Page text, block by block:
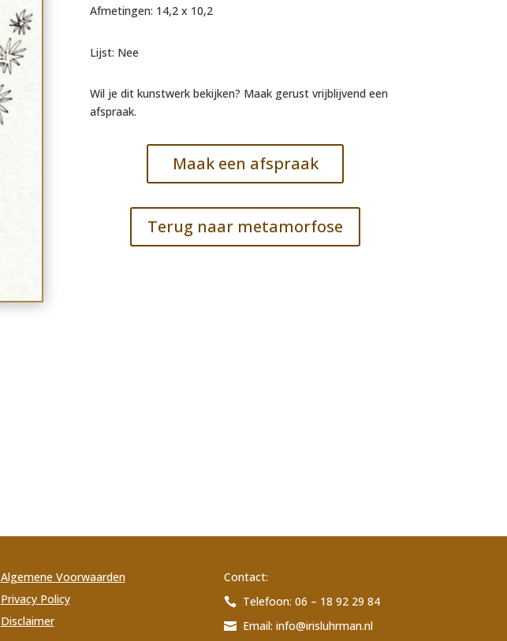
Afmetingen: 14,2 x 10,2
Lijst: Nee
Wil je dit kunstwerk bekijken? Maak gerust vrijblijvend een
afspraak.
Maak een afspraak
Terug naar metamorfose
Algemene Voorwaarden
Privacy Policy
Disclaimer
Contact:
 Telefoon: 06 – 18 92 29 84
 Email:info@irisluhrman.nl